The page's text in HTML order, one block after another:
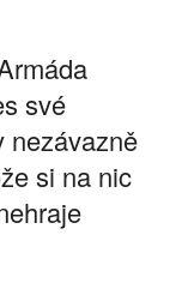
své
nezávazně
si na nic